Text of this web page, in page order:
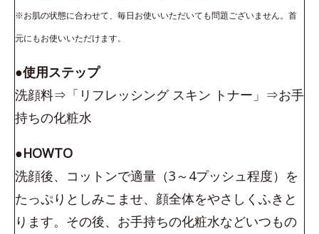
※お肌の状態に合わせて、毎日お使いいただいても問題ございません。首
元にもお使いいただけます。
●使用ステップ
洗顔料⇒「リフレッシング スキン トナー」⇒お手
持ちの化粧水
●HOWTO
洗顔後、コットンで適量（3～4プッシュ程度）を
たっぷりとしみこませ、顔全体をやさしくふきと
ります。その後、お手持ちの化粧水などいつもの